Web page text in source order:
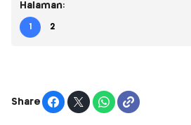
Halaman:
1 2
Share